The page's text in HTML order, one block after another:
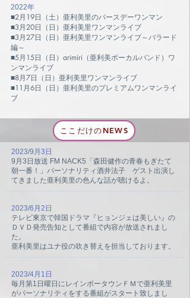
2022年
■2月19日（土）亜利美里のバースデーワンマン
​■3月20日（日）亜利美里ワンマンライブ
■3月27日（日）亜利美里ワンマンライブ～バラード
編～
■5月15日（日）arimiri（亜利美ボーカルバンド）ワ
ンマンライブ
■8月7日（日）亜利美里ワンマンライブ
​■11月6日（日）亜利美里のプレミアムワンマンライ
ブ
ここだけのNEWS
2023/9月3日
9月3日放送 FM NACK5「森田健作の青春もぎたて
朝一番！」パーソナリティ酒井法子 ゲスト出演し
てきました亜利美里の色んな話が聴けるよ。
2023/6月2日
テレビ東京で韓国ドラマ『ヒョンジェは美しい』の
ＤＶＤ発売告知として番組で内容が放送されまし
た。
亜利美里はユナ役の吹き替えを担当しております。
2023/4月1日
毎月第1日曜日にレインボータウンＦＭで亜利美里
がパーソナリティをする番組がスタート致しまし